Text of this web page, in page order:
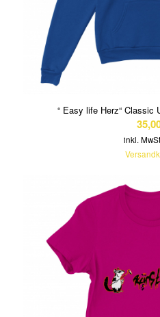
“ Easy life Herz“ Classic
inkl.